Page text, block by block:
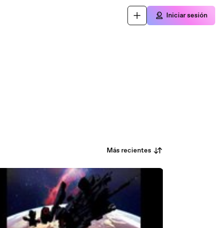
Iniciar sesión
Más recientes